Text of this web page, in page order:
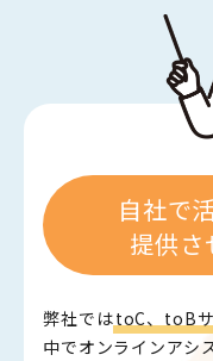
自社で
提供さ
弊社ではtoC、toB
中でオンラインアシ